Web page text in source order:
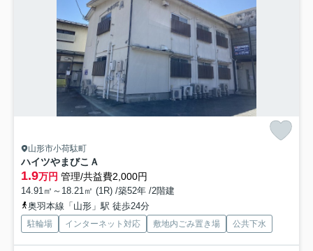
山形市小荷駄町
ハイツやまびこＡ
1.9万円 管理/共益費2,000円
14.91㎡～18.21㎡ (1R) /築52年 /2階建
奥羽本線「山形」駅 徒歩24分
駐輪場 インターネット対応 敷地内ごみ置き場 公共下水